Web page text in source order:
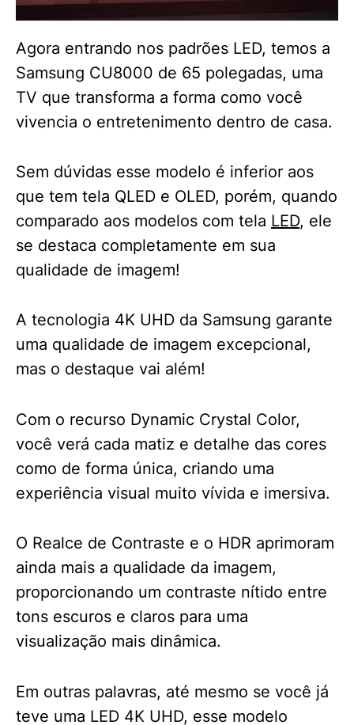
Agora entrando nos padrões LED, temos a
Samsung CU8000 de 65 polegadas, uma
TV que transforma a forma como você
vivencia o entretenimento dentro de casa.
Sem dúvidas esse modelo é inferior aos
que tem tela QLED e OLED, porém, quando
comparado aos modelos com tela LED, ele
se destaca completamente em sua
qualidade de imagem!
A tecnologia 4K UHD da Samsung garante
uma qualidade de imagem excepcional,
mas o destaque vai além!
Com o recurso Dynamic Crystal Color,
você verá cada matiz e detalhe das cores
como de forma única, criando uma
experiência visual muito vívida e imersiva.
O Realce de Contraste e o HDR aprimoram
ainda mais a qualidade da imagem,
proporcionando um contraste nítido entre
tons escuros e claros para uma
visualização mais dinâmica.
Em outras palavras, até mesmo se você já
teve uma LED 4K UHD, esse modelo